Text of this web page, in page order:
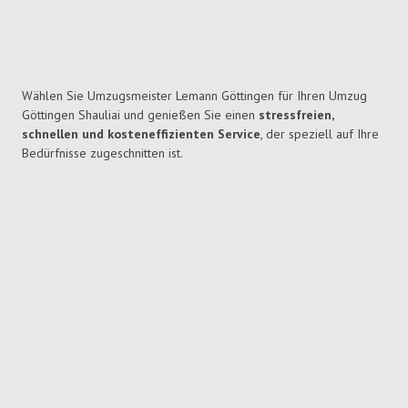
Wählen Sie Umzugsmeister Lemann Göttingen für Ihren Umzug
Göttingen Shauliai und genießen Sie einen stressfreien,
schnellen und kosteneffizienten Service, der speziell auf Ihre
Bedürfnisse zugeschnitten ist.